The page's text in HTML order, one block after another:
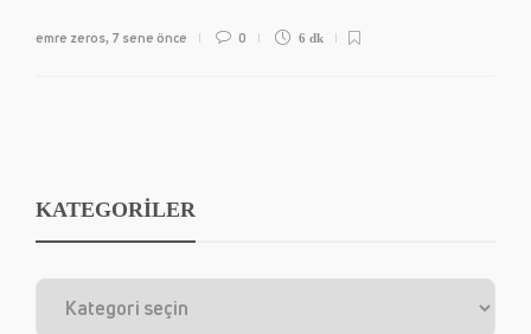
emre zeros, 7 sene önce 0 6 dk
KATEGORİLER